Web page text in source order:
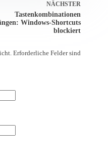
NÄCHSTER
Tastenkombinationen
Windows-Shortcuts
blockiert
Erforderliche Felder sind